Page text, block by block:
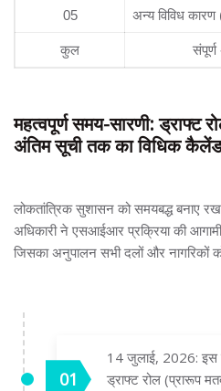
05 अन्य विविध
कुल
महत्वपूर्ण समय-सारणी:
अंतिम सूची तक का विधिक
लोकतांत्रिक सुशासन को समयबद्ध बनाए
अधिकारी ने एसआईआर प्रक्रिया की आगामी
जिसका अनुपालन सभी दलों और नागरिकों
14 जुलाई, 2026: इस
ड्राफ्ट रोल (प्रारूप